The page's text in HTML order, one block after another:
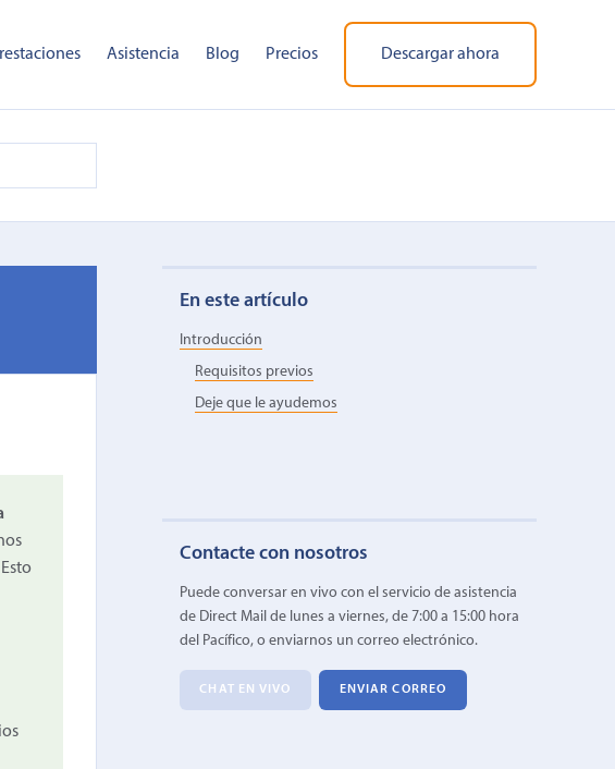
Asistencia Blog Precios Descargar ahora
En este artículo
Introducción
Requisitos previos
Deje que le ayudemos
Contacte con nosotros
Puede conversar en vivo con el servicio de asistencia
de Direct Mail de lunes a viernes, de 7:00 a 15:00 hora
del Pacífico, o enviarnos un correo electrónico.
CHAT EN VIVO ENVIAR CORREO